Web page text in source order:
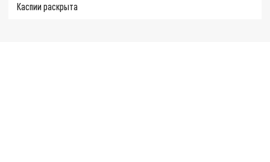
Каспии раскрыта